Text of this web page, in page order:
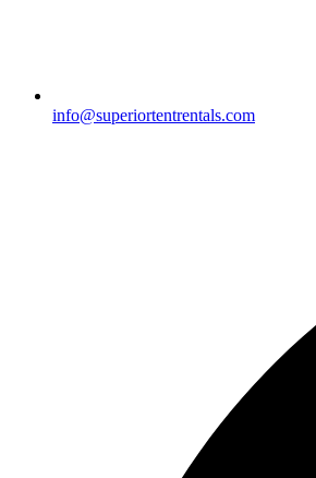
info@superiortentrentals.com